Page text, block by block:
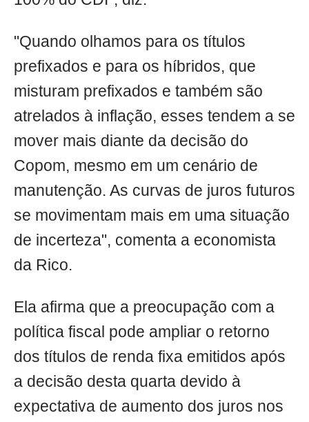
"Quando olhamos para os títulos
prefixados e para os híbridos, que
misturam prefixados e também são
atrelados à inflação, esses tendem a se
mover mais diante da decisão do
Copom, mesmo em um cenário de
manutenção. As curvas de juros futuros
se movimentam mais em uma situação
de incerteza", comenta a economista
da Rico.
Ela afirma que a preocupação com a
política fiscal pode ampliar o retorno
dos títulos de renda fixa emitidos após
a decisão desta quarta devido à
expectativa de aumento dos juros nos